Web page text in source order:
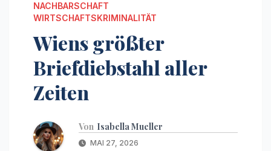
NACHBARSCHAFT
WIRTSCHAFTSKRIMINALITÄT
Wiens größter
Briefdiebstahl aller
Zeiten
Von Isabella Mueller
MAI 27, 2026